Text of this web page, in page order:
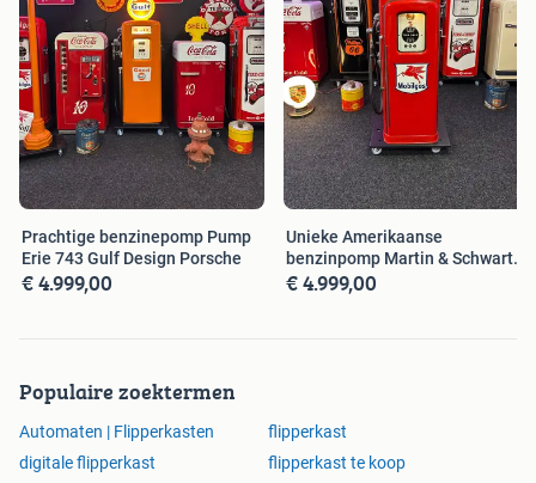
Prachtige benzinepomp Pump
Erie 743 Gulf Design Porsche
€ 4.999,00
Unieke Amerikaanse
benzinpomp Martin & Schwartz
80 Mobilgas
€ 4.999,00
Populaire zoektermen
Automaten | Flipperkasten
flipperkast
digitale flipperkast
flipperkast te koop